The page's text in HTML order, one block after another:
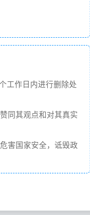
工作日内进行删除处
同其观点和对其真实
害国家安全，诋毁政